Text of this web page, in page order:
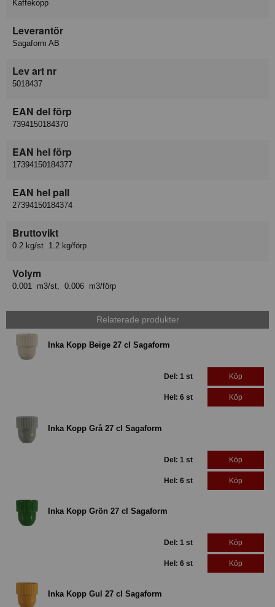
Kaffekopp
Leverantör
Sagaform AB
Lev art nr
5018437
EAN del förp
7394150184370
EAN hel förp
17394150184377
EAN hel pall
27394150184374
Bruttovikt
0.2 kg/st 1.2 kg/förp
Volym
0.001 m3/st, 0.006 m3/förp
Relaterade produkter
Inka Kopp Beige 27 cl Sagaform
Del: 1 st Köp
Hel: 6 st Köp
Inka Kopp Grå 27 cl Sagaform
Del: 1 st Köp
Hel: 6 st Köp
Inka Kopp Grön 27 cl Sagaform
Del: 1 st Köp
Hel: 6 st Köp
Inka Kopp Gul 27 cl Sagaform